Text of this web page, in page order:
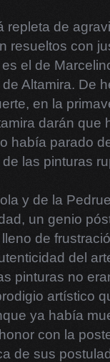
repleta de
resueltos con
el de
Altamira. De
en la
darán que
había parado
las pinturas
y de la
un genio
de
del
pinturas no
artístico
ya había
con la
de sus